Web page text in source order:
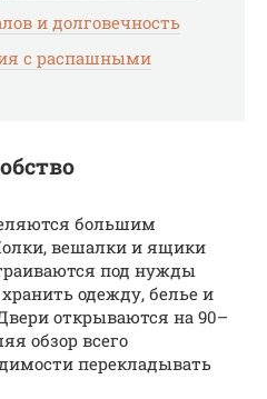
и долговечность
с распашными
большим
вешалки и ящики
под нужды
одежду, белье и
открываются на 90–
обзор всего
перекладывать